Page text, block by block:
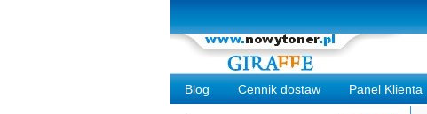
Blog Cennik dostaw Panel Klienta